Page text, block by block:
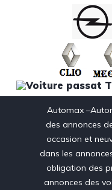
Automax
des annonces
occasion et
dans les
obligation des
annonces des